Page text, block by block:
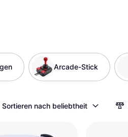
Arcade-Stick
Sortieren nach beliebtheit